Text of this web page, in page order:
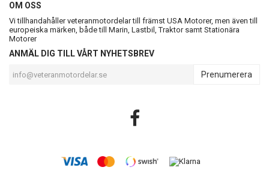
OM OSS
Vi tillhandahåller veteranmotordelar till främst USA Motorer, men även till
europeiska märken, både till Marin, Lastbil, Traktor samt Stationära
Motorer
ANMÄL DIG TILL VÅRT NYHETSBREV
Prenumerera